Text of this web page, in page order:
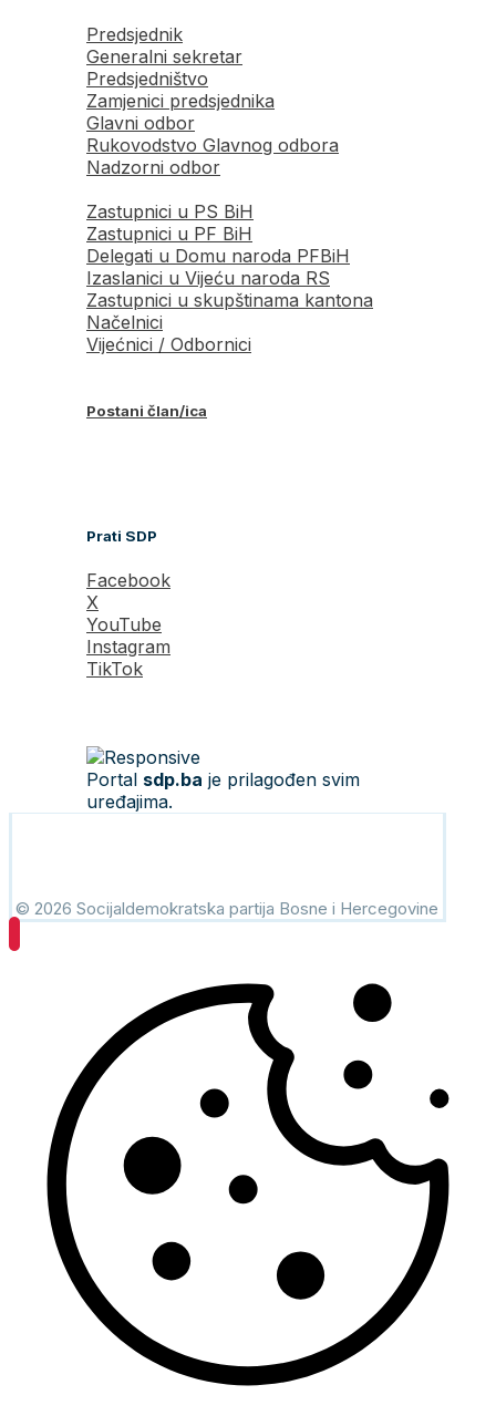
Predsjednik
Generalni sekretar
Predsjedništvo
Zamjenici predsjednika
Glavni odbor
Rukovodstvo Glavnog odbora
Nadzorni odbor
Zastupnici u PS BiH
Zastupnici u PF BiH
Delegati u Domu naroda PFBiH
Izaslanici u Vijeću naroda RS
Zastupnici u skupštinama kantona
Načelnici
Vijećnici / Odbornici
Postani član/ica
Prati SDP
Facebook
X
YouTube
Instagram
TikTok
Portal sdp.ba je prilagođen svim
uređajima.
© 2026 Socijaldemokratska partija Bosne i Hercegovine